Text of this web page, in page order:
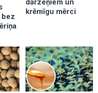
bez
dārzeņiem un
krēmīgu mērci